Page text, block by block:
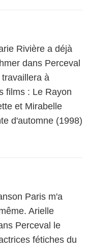
Rivière a déjà
dans Perceval
à
films : Le Rayon
et Mirabelle
d'automne (1998)
Paris m'a
Arielle
Perceval le
fétiches du